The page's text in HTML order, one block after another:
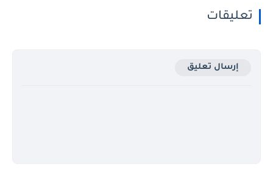
تعليقات
إرسال تعليق